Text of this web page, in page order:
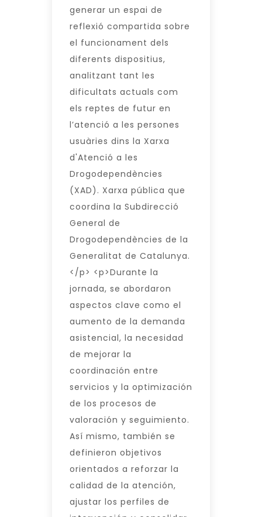
generar un espai de
reflexió compartida sobre
el funcionament dels
diferents dispositius,
analitzant tant les
dificultats actuals com
els reptes de futur en
l’atenció a les persones
usuàries dins la Xarxa
d'Atenció a les
Drogodependències
(XAD). Xarxa pública que
coordina la Subdirecció
General de
Drogodependències de la
Generalitat de Catalunya.
</p> <p>Durante la
jornada, se abordaron
aspectos clave como el
aumento de la demanda
asistencial, la necesidad
de mejorar la
coordinación entre
servicios y la optimización
de los procesos de
valoración y seguimiento.
Así mismo, también se
definieron objetivos
orientados a reforzar la
calidad de la atención,
ajustar los perfiles de